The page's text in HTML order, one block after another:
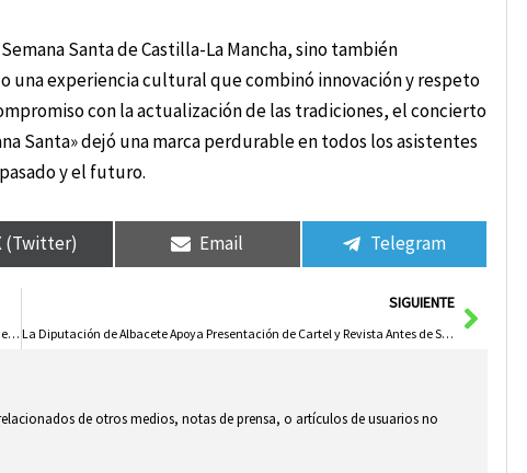
Santa de Castilla-La Mancha, sino también
experiencia cultural que combinó innovación y respeto
con la actualización de las tradiciones, el concierto
Santa» dejó una marca perdurable en todos los asistentes
y el futuro.
(Twitter) Email Telegram
Manuel Juliá Conmueve con un Pregón de Semana Santa Dedicado a la Memoria y Legado de su Madre
SIGUIENTE
La Diputación de Albacete Apoya Presentación de Cartel y Revista Antes de Semana Santa 2026 en Chinchilla
de otros medios, notas de prensa, o artículos de usuarios no